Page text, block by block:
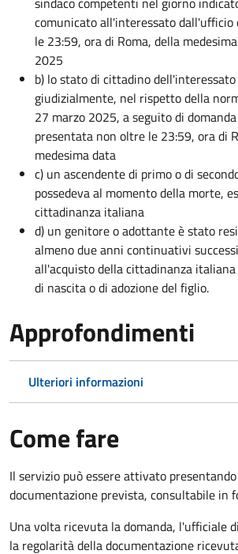
comunicato all'interessato
le 23:59, ora di Roma, della
2025
b) lo stato di cittadino
giudizialmente, nel rispetto della
27 marzo 2025, a seguito di
presentata non oltre le 23:59, ora di
medesima data
c) un ascendente di primo o di
possedeva al momento della morte,
cittadinanza italiana
d) un genitore o adottante è stato
almeno due anni continuativi
all'acquisto della cittadinanza
di nascita o di adozione del figlio.
Approfondimenti
Ulteriori informazioni
Come fare
Il servizio può essere attivato
documentazione prevista, consultabile in
Una volta ricevuta la domanda, l'ufficiale
la regolarità della documentazione